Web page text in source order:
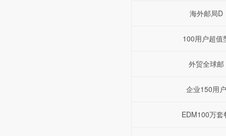
海外邮局D
100用户超值
外贸全球邮
企业150用户
EDM100万套